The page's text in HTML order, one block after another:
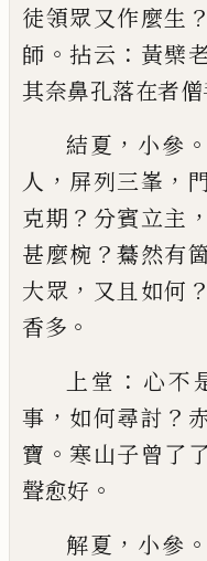
徒領眾又作麼生
師 。拈云 ： 黃檗
其奈鼻孔落在者
結夏 ， 小參 。
人 ， 屏列三峯 ，
克期 ？ 分賓立主
甚麼椀 ？驀然有
大眾 ， 又且如何 ？
香多 。
上堂 ： 心不
事 ， 如何尋討 ？
寶 。 寒山子曾了
聲愈好 。
解夏 ， 小參 。